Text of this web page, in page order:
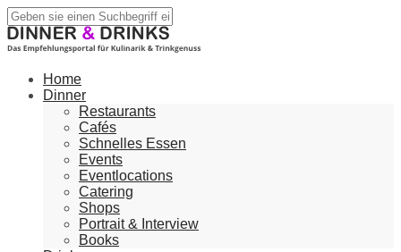
Home
Dinner
Restaurants
Cafés
Schnelles Essen
Events
Eventlocations
Catering
Shops
Portrait & Interview
Books